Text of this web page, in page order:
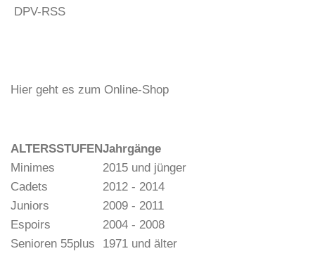
DPV-RSS
Hier geht es zum Online-Shop
ALTERSSTUFENJahrgänge
Minimes
2015 und jünger
Cadets
2012 - 2014
Juniors
2009 - 2011
Espoirs
2004 - 2008
Senioren 55plus
1971 und älter